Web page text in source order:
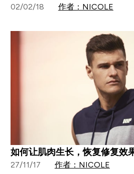
02/02/18 作者：NICOLE
如何让肌肉生长，恢复修复效
27/11/17 作者：NICOLE